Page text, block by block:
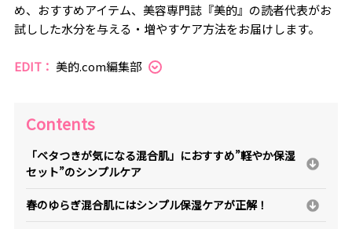
め、おすすめアイテム、美容専門誌『美的』の読者代表がお
試しした水分を与える・増やすケア方法をお届けします。
EDIT： 美的.com編集部
Contents
「ベタつきが気になる混合肌」におすすめ”軽やか保湿
セット”のシンプルケア
春のゆらぎ混合肌にはシンプル保湿ケアが正解！